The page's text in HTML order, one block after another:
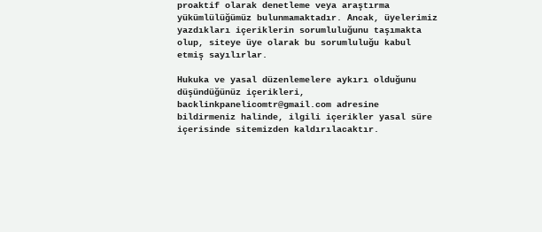
proaktif olarak denetleme veya araştırma
yükümlülüğümüz bulunmamaktadır. Ancak, üyelerimiz
yazdıkları içeriklerin sorumluluğunu taşımakta
olup, siteye üye olarak bu sorumluluğu kabul
etmiş sayılırlar.
Hukuka ve yasal düzenlemelere aykırı olduğunu
düşündüğünüz içerikleri,
backlinkpanelicomtr@gmail.comadresine
bildirmeniz halinde, ilgili içerikler yasal süre
içerisinde sitemizden kaldırılacaktır.